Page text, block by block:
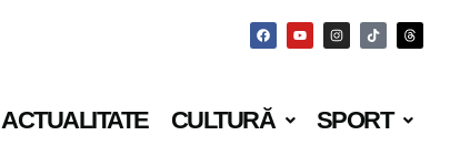
ACTUALITATE CULTURĂ SPORT